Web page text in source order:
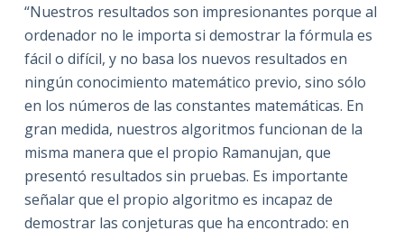
“Nuestros resultados son impresionantes porque al
ordenador no le importa si demostrar la fórmula es
fácil o difícil, y no basa los nuevos resultados en
ningún conocimiento matemático previo, sino sólo
en los números de las constantes matemáticas. En
gran medida, nuestros algoritmos funcionan de la
misma manera que el propio Ramanujan, que
presentó resultados sin pruebas. Es importante
señalar que el propio algoritmo es incapaz de
demostrar las conjeturas que ha encontrado: en